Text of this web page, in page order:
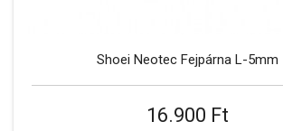
Shoei Neotec Fejpárna L-5mm
16.900 Ft